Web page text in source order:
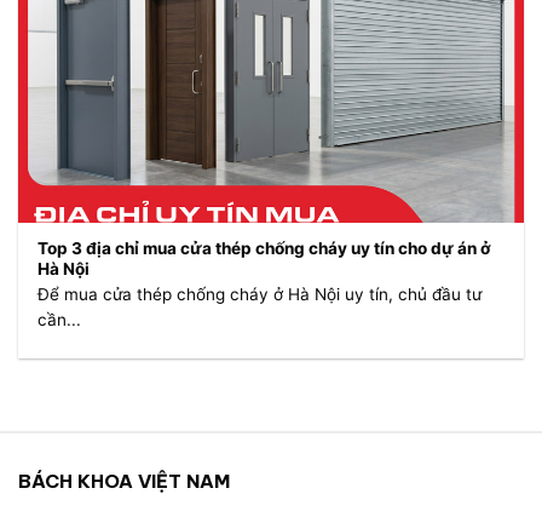
Top 3 địa chỉ mua cửa thép chống cháy uy tín cho dự án ở
Hà Nội
Để mua cửa thép chống cháy ở Hà Nội uy tín, chủ đầu tư
cần...
BÁCH KHOA VIỆT NAM